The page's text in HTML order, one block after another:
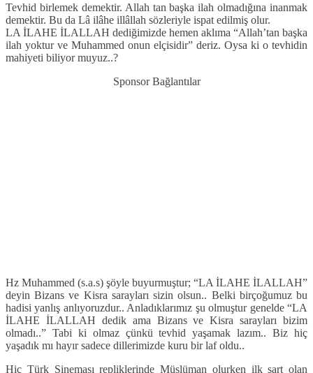
Tevhid birlemek demektir. Allah tan başka ilah olmadığına inanmak
demektir. Bu da Lâ ilâhe illâllah sözleriyle ispat edilmiş olur.
LA İLAHE İLALLAH dediğimizde hemen aklıma “Allah’tan başka
ilah yoktur ve Muhammed onun elçisidir” deriz. Oysa ki o tevhidin
mahiyeti biliyor muyuz..?
Sponsor Bağlantılar
Hz Muhammed (s.a.s) şöyle buyurmuştur; “LA İLAHE İLALLAH”
deyin Bizans ve Kisra sarayları sizin olsun.. Belki birçoğumuz bu
hadisi yanlış anlıyoruzdur.. Anladıklarımız şu olmuştur genelde “LA
İLAHE İLALLAH dedik ama Bizans ve Kisra sarayları bizim
olmadı..” Tabi ki olmaz çünkü tevhid yaşamak lazım.. Biz hiç
yaşadık mı hayır sadece dillerimizde kuru bir laf oldu..
Hiç Türk Sineması repliklerinde Müslüman olurken ilk şart olan